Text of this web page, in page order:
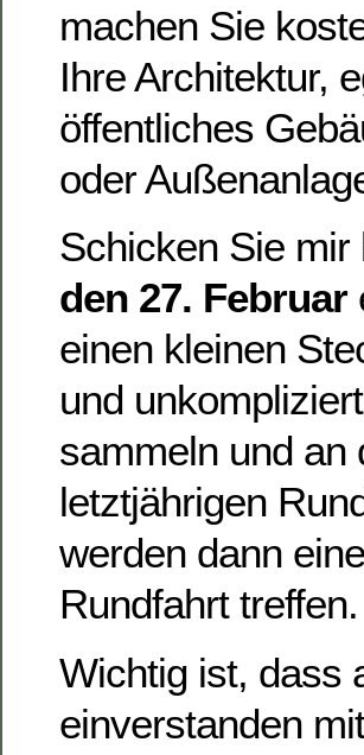
machen Sie
Ihre Architektur,
öffentliches
oder
Schicken Sie
den 27. Februar
einen kleinen
und
sammeln und an
letztjährigen
werden dann
Rundfahrt treffen.
Wichtig ist, dass
einverstanden